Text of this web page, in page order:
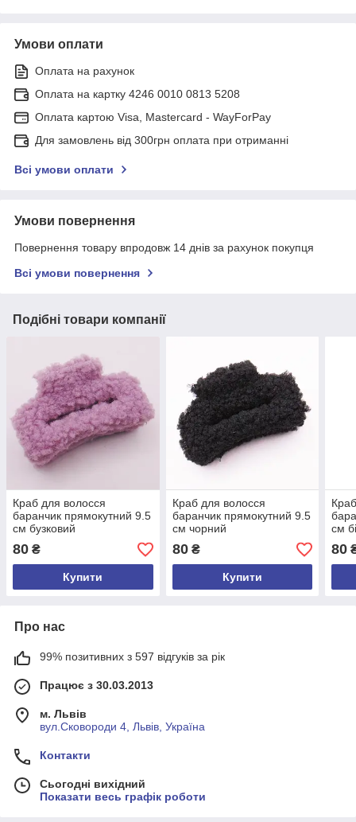
Умови оплати
Оплата на рахунок
Оплата на картку 4246 0010 0813 5208
Оплата картою Visa, Mastercard - WayForPay
Для замовлень від 300грн оплата при отриманні
Всі умови оплати
Умови повернення
Повернення товару впродовж 14 днів за рахунок покупця
Всі умови повернення
Подібні товари компанії
Краб для волосся
баранчик прямокутний 9.5
см бузковий
80 ₴
Купити
Краб для волосся
баранчик прямокутний 9.5
см чорний
80₴
Купити
см
80
Про нас
99% позитивних з 597 відгуків за рік
Працює з 30.03.2013
м. Львів
вул.Сковороди 4, Львів, Україна
Контакти
Сьогодні вихідний
Показати весь графік роботи